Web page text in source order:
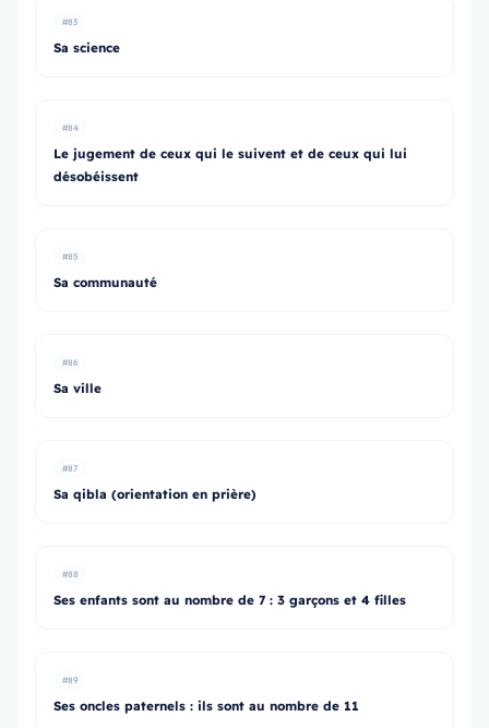
#83
Sa science
#84
Le jugement de ceux qui le suivent et de ceux qui lui
désobéissent
#85
Sa communauté
#86
Sa ville
#87
Sa qibla (orientation en prière)
#88
Ses enfants sont au nombre de 7 : 3 garçons et 4 filles
#89
Ses oncles paternels : ils sont au nombre de 11